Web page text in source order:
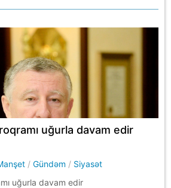
uğurla davam edir
/Gündəm / Siyasət
uğurla davam edir